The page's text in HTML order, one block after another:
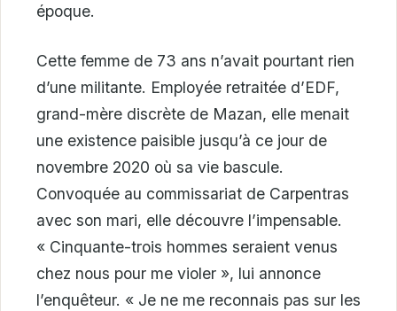
époque.
Cette femme de 73 ans n’avait pourtant rien
d’une militante. Employée retraitée d’EDF,
grand-mère discrète de Mazan, elle menait
une existence paisible jusqu’à ce jour de
novembre 2020 où sa vie bascule.
Convoquée au commissariat de Carpentras
avec son mari, elle découvre l’impensable.
« Cinquante-trois hommes seraient venus
chez nous pour me violer », lui annonce
l’enquêteur. « Je ne me reconnais pas sur les